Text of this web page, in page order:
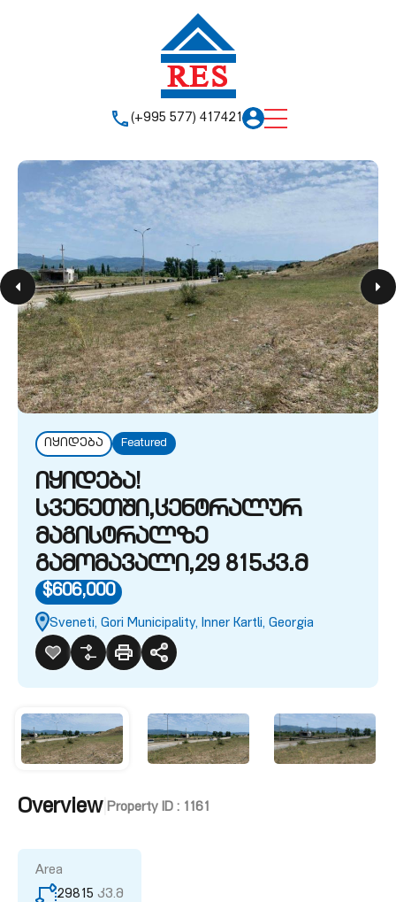
(+995 577) 417421
იყიდება Featured
იყიდება!
სვენეთში,ცენტრალურ
მაგისტრალზე
გამომავალი,29 815კვ.მ
$606,000
Sveneti, Gori Municipality, Inner Kartli, Georgia
Overview| Property ID : 1161
Area
29815 კვ.მ